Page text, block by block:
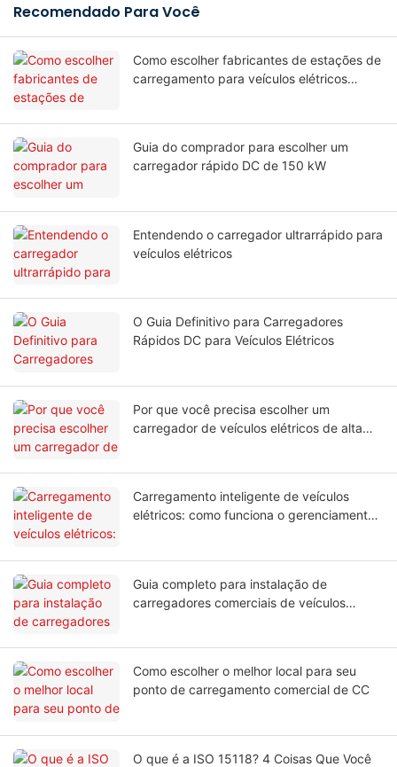
Recomendado Para Você
Como escolher fabricantes de estações de
carregamento para veículos elétricos
Guia do comprador para escolher um
carregador rápido DC de 150 kW
Entendendo o carregador ultrarrápido para
veículos elétricos
O Guia Definitivo para Carregadores
Rápidos DC para Veículos Elétricos
Por que você precisa escolher um
carregador de veículos elétricos de alta
Carregamento inteligente de veículos
elétricos: como funciona o gerenciamento
Guia completo para instalação de
carregadores comerciais de veículos
Como escolher o melhor local para seu
ponto de carregamento comercial de CC
O que é a ISO 15118? 4 Coisas Que Você